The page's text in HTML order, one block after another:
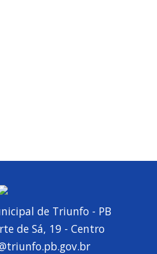
de Triunfo - PB
de Sá, 19 - Centro